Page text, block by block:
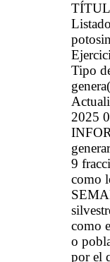
Tipo
2025
9
como
como
o
por el